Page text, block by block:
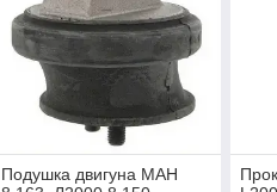
Подушка двигуна МАН